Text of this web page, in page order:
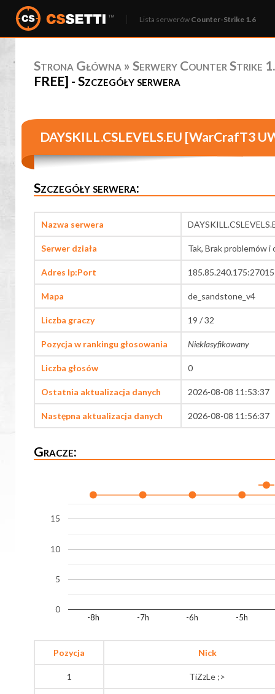
Lista serwerów Counter-Strike 1.6
Strona Główna » Serwery Counter Strike
FREE] - Szczegóły serwera
DAYSKILL.CSLEVELS.EU [WarCrafT3
Szczegóły serwera:
Nazwa serwera
Serwer działa Tak, Brak problemów i
Adres Ip:Port 185.85.240.175:27015
Mapa de_sandstone_v4
Liczba graczy 19 / 32
Pozycja w rankingu głosowania Nieklasyfikowany
Liczba głosów 0
Ostatnia aktualizacja danych 2026-08-08 11:53:37
Następna aktualizacja danych 2026-08-08 11:56:37
Gracze:
-8h -7h -6h -5h
0
5
10
15
Pozycja Nick
1 TiZzLe ;>